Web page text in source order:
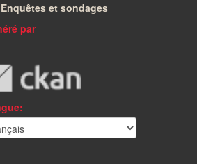
Enquêtes et sondages
par